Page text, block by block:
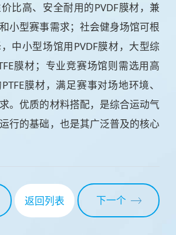
比高、安全耐用的PVDF膜材，兼
小型赛事需求；社会健身场馆可根
中小型场馆用PVDF膜材，大型综
膜材；专业竞赛场馆则需选用高
膜材，满足赛事对场地环境、
。优质的材料搭配，是综合运动气
行的基础，也是其广泛普及的核心
返回列表 下一个